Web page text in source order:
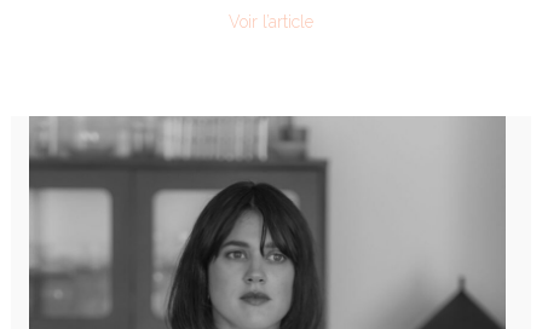
Voir l’article